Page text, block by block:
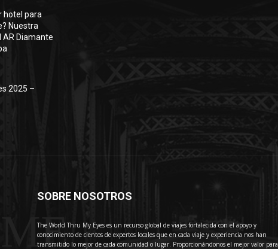
hotel para
Nuestra
AR Diamante
2025 –
SOBRE NOSOTROS
The World Thru My Eyes es un recurso global de viajes fortalecida con el apoyo y
conocimiento de cientos de expertos locales que en cada viaje y experiencia nos han
transmitido lo mejor de cada comunidad o lugar. Proporcionándonos el mejor valor para